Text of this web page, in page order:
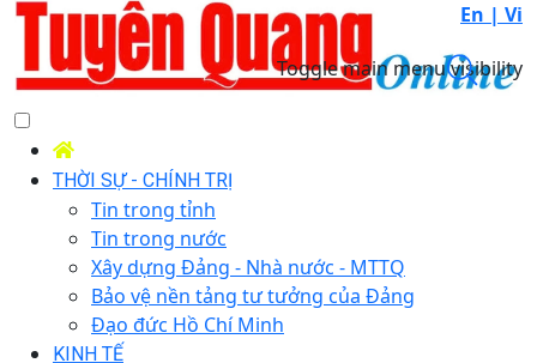
En | Vi
Toggle main menu visibility
THỜI SỰ - CHÍNH TRỊ
Tin trong tỉnh
Tin trong nước
Xây dựng Đảng - Nhà nước - MTTQ
Bảo vệ nền tảng tư tưởng của Đảng
Đạo đức Hồ Chí Minh
KINH TẾ